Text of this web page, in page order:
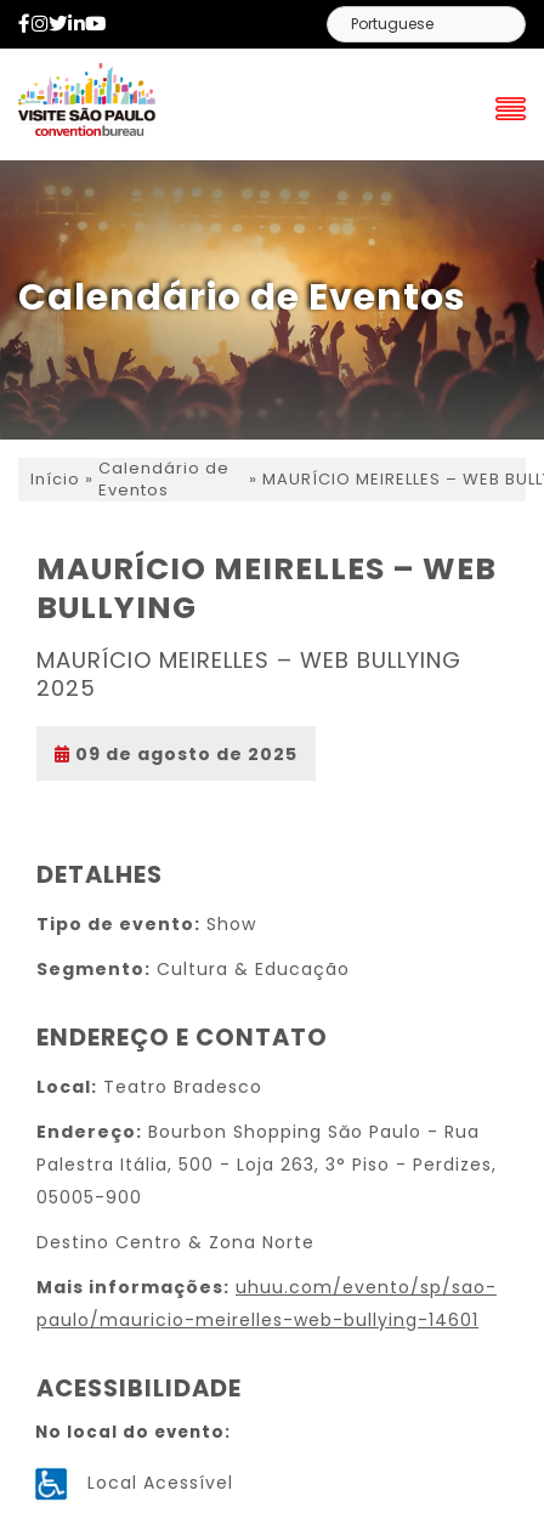
Facebook
Instagram
Twitter
LinkedIn
Calendário de Eventos
Início » Calendário de
Eventos
» MAURÍCIO MEIRELLES – WEB
MAURÍCIO MEIRELLES – WEB
BULLYING
MAURÍCIO MEIRELLES – WEB BULLYING
2025
09 de agosto de 2025
DETALHES
Tipo de evento: Show
Segmento: Cultura & Educação
ENDEREÇO E CONTATO
Local: Teatro Bradesco
Endereço: Bourbon Shopping Săo Paulo - Rua
Palestra Itália, 500 - Loja 263, 3° Piso - Perdizes,
05005-900
Destino Centro & Zona Norte
Mais informações: uhuu.com/evento/sp/sao-
paulo/mauricio-meirelles-web-bullying-14601
ACESSIBILIDADE
No local do evento:
Local Acessível